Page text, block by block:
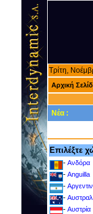
Τρίτη,
Αρχική
Νέα :
Επιλέξτε
- Ανδόρα
- Anguilla
-
-
- Αυστρία